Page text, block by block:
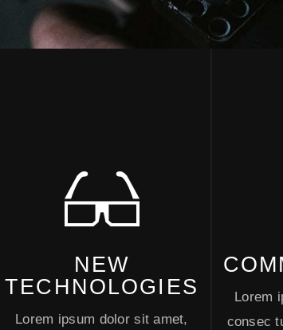
NEW
TECHNOLOGIES
Lorem ipsum dolor sit amet,
Lorem
consec